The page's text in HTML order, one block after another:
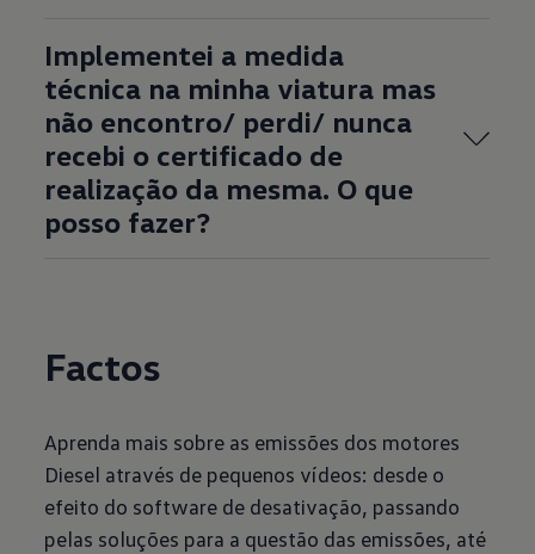
Implementei a medida
técnica na minha viatura mas
não encontro/ perdi/ nunca
recebi o certificado de
realização da mesma. O que
posso fazer?
Factos
Aprenda mais sobre as emissões dos motores
Diesel através de pequenos vídeos: desde o
efeito do software de desativação, passando
pelas soluções para a questão das emissões, até